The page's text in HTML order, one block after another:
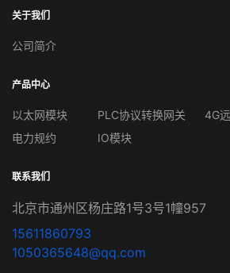
关于我们
公司简介
产品中心
以太网模块 PLC协议转换网关
4G
电力规约
IO模块
联系我们
北京市通州区杨庄路1号3号1幢957
15611860793
1050365648@qq.com